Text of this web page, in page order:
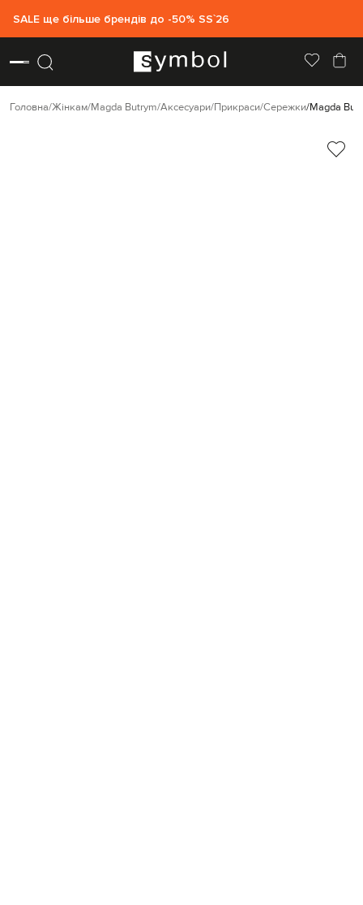
SALE ще більше брендів до -50% SS`26
Головна Жінкам Magda Butrym Аксесуари Прикраси Сережки Magda